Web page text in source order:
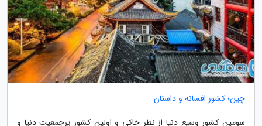
چین؛ کشور افسانه و داستان
سومین کشور وسیع دنیا از نظر خاکی و اولین کشور پرجمعیت دنیا و